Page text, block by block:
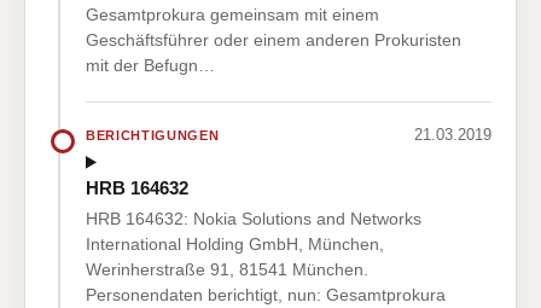
Gesamtprokura gemeinsam mit einem
Geschäftsführer oder einem anderen Prokuristen
mit der Befugn…
BERICHTIGUNGEN 21.03.2019
HRB 164632
HRB 164632: Nokia Solutions and Networks
International Holding GmbH, München,
Werinherstraße 91, 81541 München.
Personendaten berichtigt, nun: Gesamtprokura